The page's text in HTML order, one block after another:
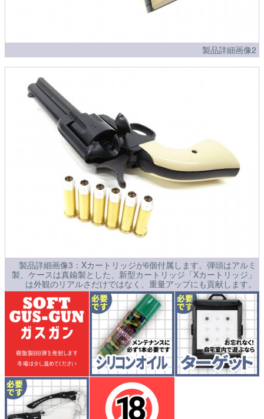
製品詳細画像2
製品詳細画像3：Xカートリッジが6個付属します。弾頭はアルミ
製、ケースは真鍮製とした、新型カートリッジ「Xカートリッジ」
は外観のリアルさだけではなく、重量アップにも貢献します。